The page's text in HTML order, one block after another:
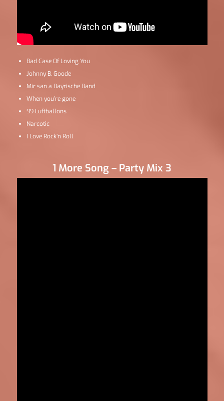
Bad Case Of Loving You
Johnny B. Goode
Mir san a Bayrische Band
When you’re gone
99 Luftballons
Narcotic
I Love Rock’n Roll
1 More Song – Party Mix 3